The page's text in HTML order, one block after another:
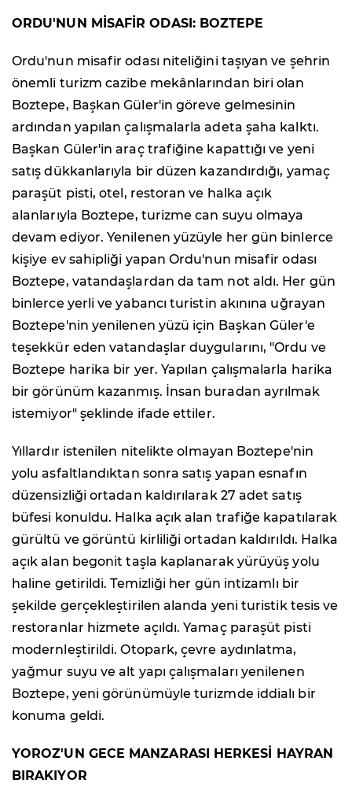
ORDU'NUN MİSAFİR ODASI: BOZTEPE
Ordu'nun misafir odası niteliğini taşıyan ve şehrin
önemli turizm cazibe mekânlarından biri olan
Boztepe, Başkan Güler'in göreve gelmesinin
ardından yapılan çalışmalarla adeta şaha kalktı.
Başkan Güler'in araç trafiğine kapattığı ve yeni
satış dükkanlarıyla bir düzen kazandırdığı, yamaç
paraşüt pisti, otel, restoran ve halka açık
alanlarıyla Boztepe, turizme can suyu olmaya
devam ediyor. Yenilenen yüzüyle her gün binlerce
kişiye ev sahipliği yapan Ordu'nun misafir odası
Boztepe, vatandaşlardan da tam not aldı. Her gün
binlerce yerli ve yabancı turistin akınına uğrayan
Boztepe'nin yenilenen yüzü için Başkan Güler'e
teşekkür eden vatandaşlar duygularını, "Ordu ve
Boztepe harika bir yer. Yapılan çalışmalarla harika
bir görünüm kazanmış. İnsan buradan ayrılmak
istemiyor" şeklinde ifade ettiler.
Yıllardır istenilen nitelikte olmayan Boztepe'nin
yolu asfaltlandıktan sonra satış yapan esnafın
düzensizliği ortadan kaldırılarak 27 adet satış
büfesi konuldu. Halka açık alan trafiğe kapatılarak
gürültü ve görüntü kirliliği ortadan kaldırıldı. Halka
açık alan begonit taşla kaplanarak yürüyüş yolu
haline getirildi. Temizliği her gün intizamlı bir
şekilde gerçekleştirilen alanda yeni turistik tesis ve
restoranlar hizmete açıldı. Yamaç paraşüt pisti
modernleştirildi. Otopark, çevre aydınlatma,
yağmur suyu ve alt yapı çalışmaları yenilenen
Boztepe, yeni görünümüyle turizmde iddialı bir
konuma geldi.
YOROZ'UN GECE MANZARASI HERKESİ HAYRAN
BIRAKIYOR